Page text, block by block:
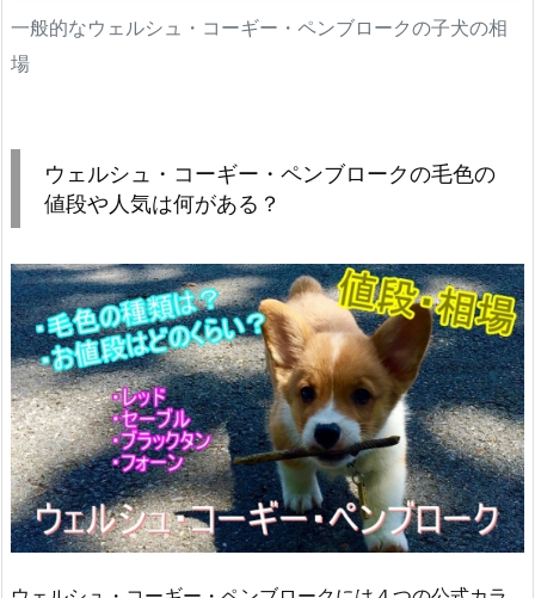
一般的なウェルシュ・コーギー・ペンブロークの子犬の相
場
ウェルシュ・コーギー・ペンブロークの毛色の
値段や人気は何がある？